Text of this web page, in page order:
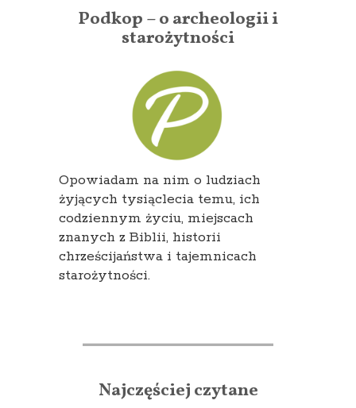
Podkop – o archeologii i
starożytności
Opowiadam na nim o ludziach
żyjących tysiąclecia temu, ich
codziennym życiu, miejscach
znanych z Biblii, historii
chrześcijaństwa i tajemnicach
starożytności.
Najczęściej czytane